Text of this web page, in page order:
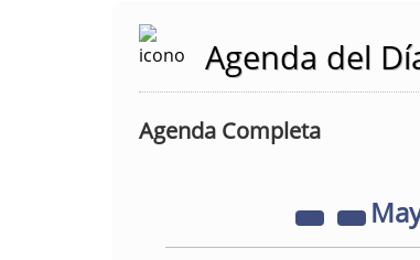
Agenda del
Agenda Completa